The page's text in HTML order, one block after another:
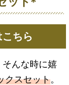
ちら
んな時に嬉
クスセット。